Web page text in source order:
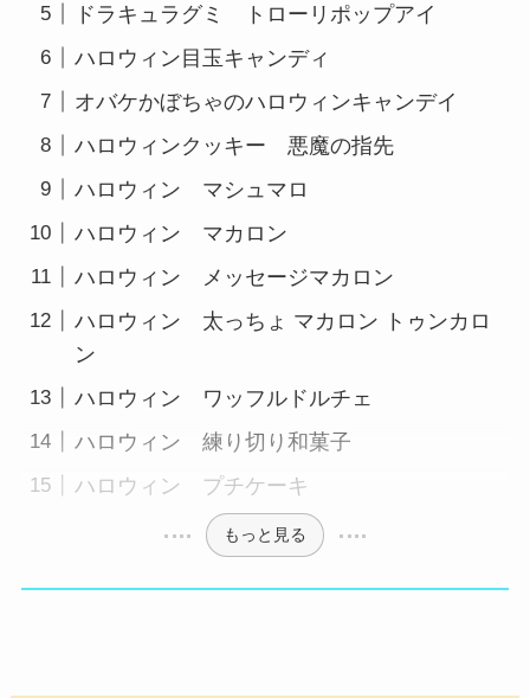
ドラキュラグミ トローリポップアイ
ハロウィン目玉キャンディ
オバケかぼちゃのハロウィンキャンデイ
ハロウィンクッキー 悪魔の指先
ハロウィン マシュマロ
ハロウィン マカロン
ハロウィン メッセージマカロン
ハロウィン 太っちょ マカロン トゥンカロ
ン
ハロウィン ワッフルドルチェ
ハロウィン 練り切り和菓子
ハロウィン プチケーキ
もっと見る